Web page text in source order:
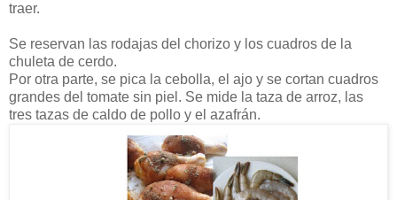
traer.
Se reservan las rodajas del chorizo y los cuadros de la
chuleta de cerdo.
Por otra parte, se pica la cebolla, el ajo y se cortan cuadros
grandes del tomate sin piel. Se mide la taza de arroz, las
tres tazas de caldo de pollo y el azafrán.